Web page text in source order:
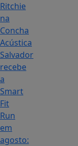
Ritchie
na
Concha
Acústica
Salvador
recebe
a
Smart
Fit
Run
em
agosto: